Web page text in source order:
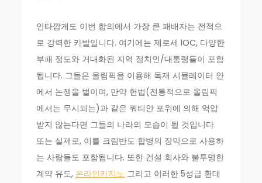
안타깝게도 이번 합의에서 가장 큰 패배자는 전적으
로 강력한 카발입니다. 여기에는 제로세 IOC, 다양한
부패 정도와 거대화된 지역 정치인/대통령들이 포함
됩니다. 그들은 올림픽을 이용해 독재 시뮬레이터 안
에서 논쟁을 벌이며, 만약 헌법(전통적으로 올림픽
에서는 무시되는)과 같은 쿼티안 포위에 의해 억압
받지 않는다면 그들의 나라의 모습이 될 것입니다.
또는 실제로, 이를 크림반도 합병의 장막으로 사용하
는 사람들도 포함됩니다. 또한 건설 회사와 불투명한
계약 유도, 온라인카지노 그리고 이러한 5성급 환대